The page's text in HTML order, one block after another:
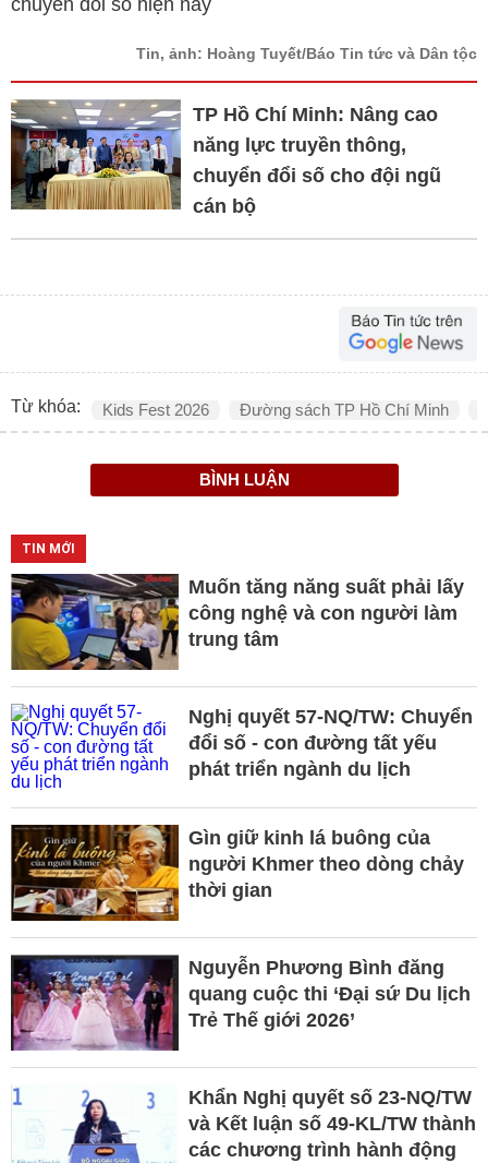
Tin, ảnh: Hoàng Tuyết/Báo Tin tức và Dân tộc
TP Hồ Chí Minh: Nâng cao
năng lực truyền thông,
chuyển đổi số cho đội ngũ
cán bộ
Từ khóa: Kids Fest 2026 Đường sách TP Hồ Chí Minh
BÌNH LUẬN
TIN MỚI
Muốn tăng năng suất phải lấy
công nghệ và con người làm
trung tâm
Nghị quyết 57-NQ/TW: Chuyển
đổi số - con đường tất yếu
phát triển ngành du lịch
Gìn giữ kinh lá buông của
người Khmer theo dòng chảy
thời gian
Nguyễn Phương Bình đăng
quang cuộc thi ‘Đại sứ Du lịch
Trẻ Thế giới 2026’
Khẩn Nghị quyết số 23-NQ/TW
và Kết luận số 49-KL/TW thành
các chương trình hành động